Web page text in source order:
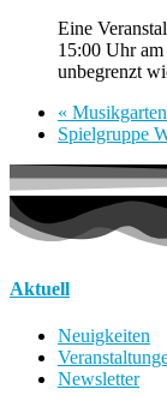
Eine
15:00 Uhr
unbegrenzt
« Musikgarten
Spielgruppe
Aktuell
Neuigkeiten
Newsletter